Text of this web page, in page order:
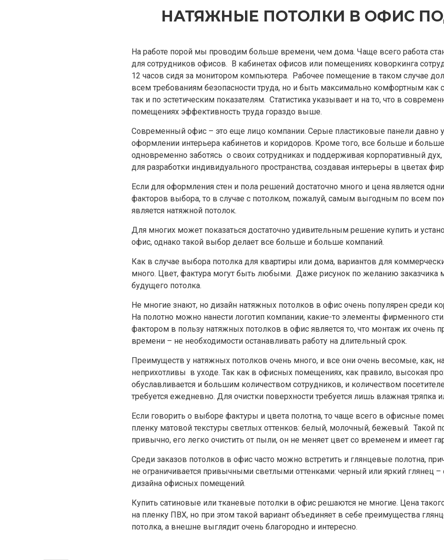
НАТЯЖНЫЕ ПОТОЛКИ В ОФИС
На работе порой мы проводим больше времени, чем дома. Чаще всего работа
для сотрудников офисов. В кабинетах офисов или помещениях коворкинга
12 часов сидя за монитором компьютера. Рабочее помещение в таком случае
всем требованиям безопасности труда, но и быть максимально комфортным как с
так и по эстетическим показателям. Статистика указывает и на то, что в
помещениях эффективность труда гораздо выше.
Современный офис – это еще лицо компании. Серые пластиковые панели
оформлении интерьера кабинетов и коридоров. Кроме того, все больше и
одновременно заботясь о своих сотрудниках и поддерживая корпоративный
для разработки индивидуального пространства, создавая интерьеры в цветах
Если для оформления стен и пола решений достаточно много и цена является
факторов выбора, то в случае с потолком, пожалуй, самым выгодным по всем
является натяжной потолок.
Для многих может показаться достаточно удивительным решение купить и
офис, однако такой выбор делает все больше и больше компаний.
Как в случае выбора потолка для квартиры или дома, вариантов для
много. Цвет, фактура могут быть любыми. Даже рисунок по желанию заказчика
будущего потолка.
Не многие знают, но дизайн натяжных потолков в офис очень популярен среди
На полотно можно нанести логотип компании, какие-то элементы фирменного
фактором в пользу натяжных потолков в офис является то, что монтаж их очень
времени – не необходимости останавливать работу на длительный срок.
Преимуществ у натяжных потолков очень много, и все они очень весомые, как,
неприхотливы в уходе. Так как в офисных помещениях, как правило, высокая
обуславливается и большим количеством сотрудников, и количеством
требуется ежедневно. Для очистки поверхности требуется лишь влажная тряпка
Если говорить о выборе фактуры и цвета полотна, то чаще всего в офисные
пленку матовой текстуры светлых оттенков: белый, молочный, бежевый. Такой
привычно, его легко очистить от пыли, он не меняет цвет со временем и имеет
Среди заказов потолков в офис часто можно встретить и глянцевые полотна,
не ограничивается привычными светлыми оттенками: черный или яркий глянец
дизайна офисных помещений.
Купить сатиновые или тканевые потолки в офис решаются не многие. Цена
на пленку ПВХ, но при этом такой вариант объединяет в себе преимущества
потолка, а внешне выглядит очень благородно и интересно.